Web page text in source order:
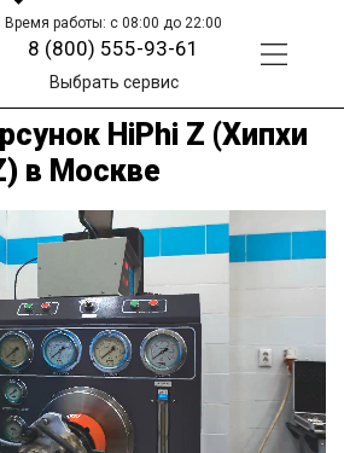
Время работы: с 08:00 до 22:00
8 (800) 555-93-61
Выбрать сервис
HiPhi Z (Хипхи
в Москве